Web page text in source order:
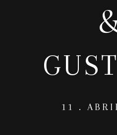
11 .